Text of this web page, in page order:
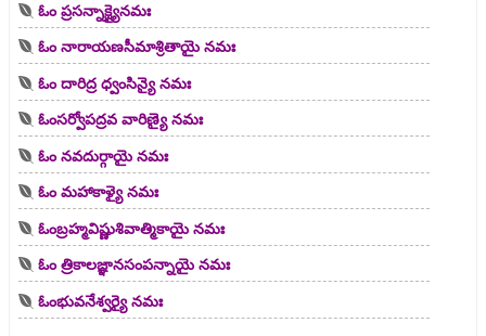
ఓం ప్రసన్నాక్ష్యైనమః
ఓం నారాయణసీమాశ్రితాయై నమః
ఓం దారిద్ర ధ్వంసిన్యై నమః
ఓంసర్వోపద్రవ వారిణ్యై నమః
ఓం నవదుర్గాయై నమః
ఓం మహాకాళ్యై నమః
ఓంబ్రహ్మవిష్ణుశివాత్మికాయై నమః
ఓం త్రికాలజ్ఞానసంపన్నాయై నమః
ఓంభువనేశ్వర్యై నమః